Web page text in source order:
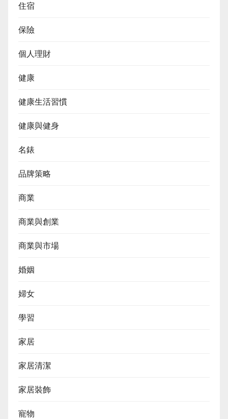
住宿
保險
個人理財
健康
健康生活習慣
健康與健身
名錶
品牌策略
商業
商業與創業
商業與市場
婚姻
婦女
學習
家居
家居清潔
家居裝飾
寵物